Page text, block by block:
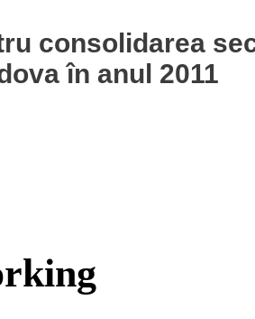
consolidarea
în anul 2011